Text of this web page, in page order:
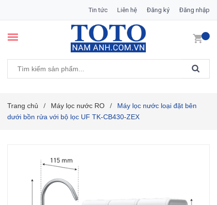
Tin tức Liên hệ Đăng ký Đăng nhập
Trang chủ / Máy lọc nước RO /
Máy lọc nước loại đặt bên
dưới bồn rửa với bộ lọc UF TK-CB430-ZEX